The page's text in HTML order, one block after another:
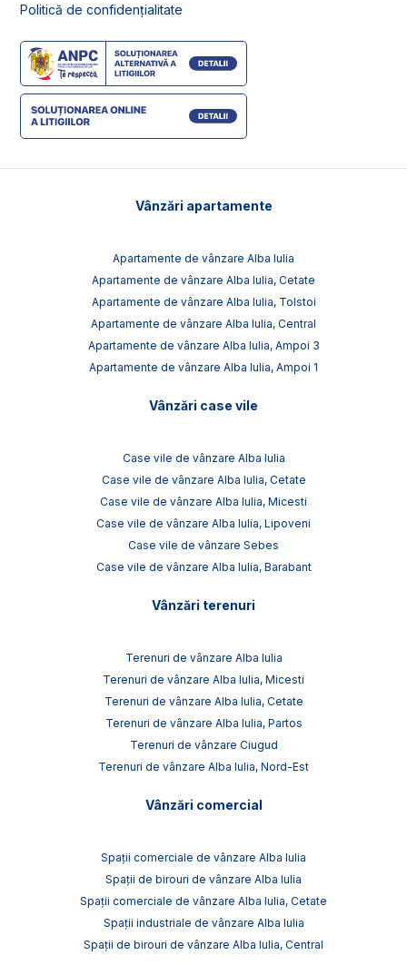
Politică de confidențialitate
Vânzări apartamente
Apartamente de vânzare Alba Iulia
Apartamente de vânzare Alba Iulia, Cetate
Apartamente de vânzare Alba Iulia, Tolstoi
Apartamente de vânzare Alba Iulia, Central
Apartamente de vânzare Alba Iulia, Ampoi 3
Apartamente de vânzare Alba Iulia, Ampoi 1
Vânzări case vile
Case vile de vânzare Alba Iulia
Case vile de vânzare Alba Iulia, Cetate
Case vile de vânzare Alba Iulia, Micesti
Case vile de vânzare Alba Iulia, Lipoveni
Case vile de vânzare Sebes
Case vile de vânzare Alba Iulia, Barabant
Vânzări terenuri
Terenuri de vânzare Alba Iulia
Terenuri de vânzare Alba Iulia, Micesti
Terenuri de vânzare Alba Iulia, Cetate
Terenuri de vânzare Alba Iulia, Partos
Terenuri de vânzare Ciugud
Terenuri de vânzare Alba Iulia, Nord-Est
Vânzări comercial
Spații comerciale de vânzare Alba Iulia
Spații de birouri de vânzare Alba Iulia
Spații comerciale de vânzare Alba Iulia, Cetate
Spații industriale de vânzare Alba Iulia
Spații de birouri de vânzare Alba Iulia, Central